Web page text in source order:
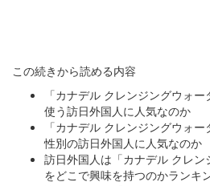
この続きから読める内容
「カナデル クレンジングウォ
使う訪日外国人に人気なのか
「カナデル クレンジングウォ
性別の訪日外国人に人気なのか
訪日外国人は「カナデル クレン
をどこで興味を持つのかランキ